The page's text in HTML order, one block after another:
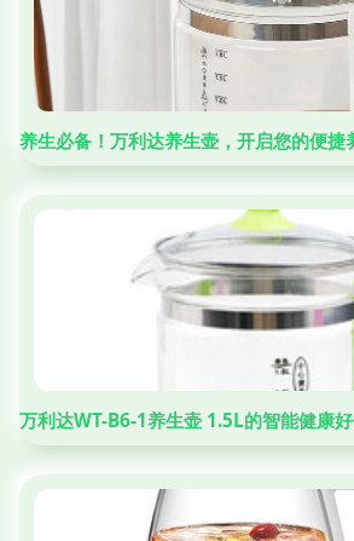
养生必备！万利达养生壶，开启您的便捷
万利达WT-B6-1养生壶 1.5L的智能健康